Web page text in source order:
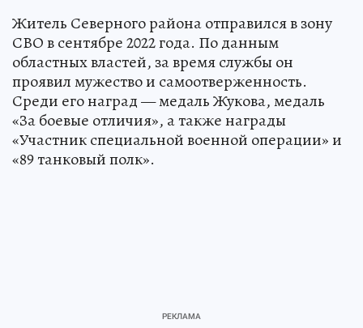
Житель Северного района отправился в зону
СВО в сентябре 2022 года. По данным
областных властей, за время службы он
проявил мужество и самоотверженность.
Среди его наград — медаль Жукова, медаль
«За боевые отличия», а также награды
«Участник специальной военной операции» и
«89 танковый полк».